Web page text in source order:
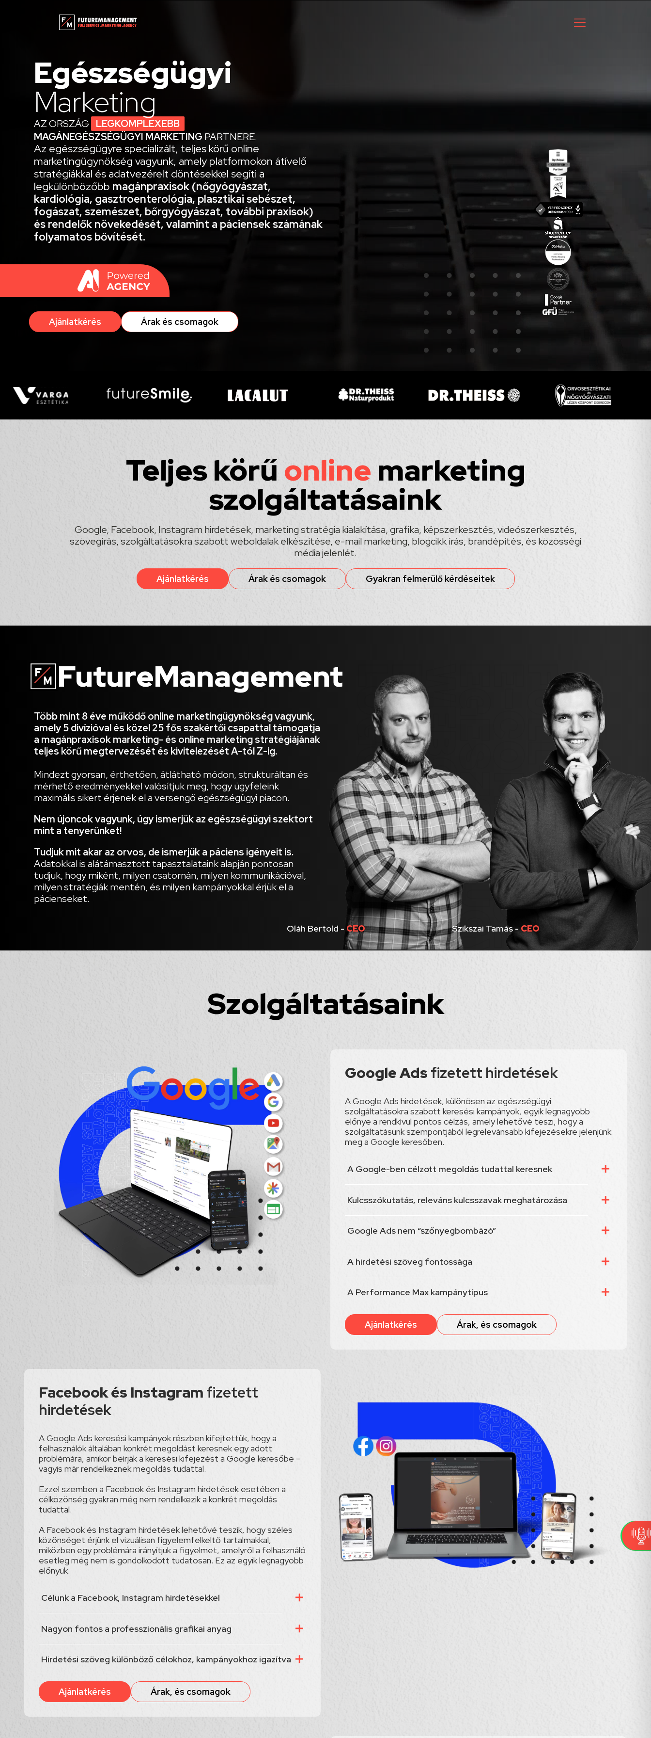
Egészségügyi
Marketing
AZ ORSZÁG
LEGKOMPLEXEBB
MAGÁNEGÉSZSÉGÜGYI MARKETING PARTNERE.
Az egészségügyre specializált, teljes körű online
marketingügynökség vagyunk, amely platformokon átívelő
stratégiákkal és adatvezérelt döntésekkel segíti a
legkülönbözőbb magánpraxisok (nőgyógyászat,
kardiológia, gasztroenterológia, plasztikai sebészet,
fogászat, szemészet, bőrgyógyászat, további praxisok)
és rendelők növekedését, valamint a páciensek számának
folyamatos bővítését.
Ajánlatkérés Árak és csomagok
Teljes körűonline marketing
szolgáltatásaink
Google, Facebook, Instagram hirdetések, marketing stratégia kialakítása, grafika, képszerkesztés, videószerkesztés,
szövegírás, szolgáltatásokra szabott weboldalak elkészítése, e-mail marketing, blogcikk írás, brandépítés, és közösségi
média jelenlét.
Ajánlatkérés Árak és csomagok Gyakran felmerülő kérdéseitek
FutureManagement
Több mint 8 éve működő online marketingügynökség vagyunk,
amely 5 divízióval és közel 25 fős szakértői csapattal támogatja
a magánpraxisok marketing- és online marketing stratégiájának
teljes körű megtervezését és kivitelezését A-tól Z-ig.
Mindezt gyorsan, érthetően, átlátható módon, strukturáltan és
mérhető eredményekkel valósítjuk meg, hogy ügyfeleink
maximális sikert érjenek el a versengő egészségügyi piacon.
Nem újoncok vagyunk, úgy ismerjük az egészségügyi szektort
mint a tenyerünket!
Tudjuk mit akar az orvos, de ismerjük a páciens igényeit is.
Adatokkal is alátámasztott tapasztalataink alapján pontosan
tudjuk, hogy miként, milyen csatornán, milyen kommunikációval,
milyen stratégiák mentén, és milyen kampányokkal érjük el a
pácienseket.
Oláh Bertold - CEO Szikszai Tamás -CEO
Szolgáltatásaink
Google Ads fizetett hirdetések
A Google Ads hirdetések, különösen az egészségügyi
szolgáltatásokra szabott keresési kampányok, egyik legnagyobb
előnye a rendkívül pontos célzás, amely lehetővé teszi, hogy a
szolgáltatásunk szempontjából legrelevánsabb kifejezésekre jelenjünk
meg a Google keresőben.
A Google-ben célzott megoldás tudattal keresnek
Kulcsszókutatás, releváns kulcsszavak meghatározása
Google Ads nem “szőnyegbombázó”
A hirdetési szöveg fontossága
A Performance Max kampánytípus
Ajánlatkérés Árak, és csomagok
Facebook és Instagram fizetett
hirdetések
A Google Ads keresési kampányok részben kifejtettük, hogy a
felhasználók általában konkrét megoldást keresnek egy adott
problémára, amikor beírják a keresési kifejezést a Google keresőbe –
vagyis már rendelkeznek megoldás tudattal.
Ezzel szemben a Facebook és Instagram hirdetések esetében a
célközönség gyakran még nem rendelkezik a konkrét megoldás
tudattal.
A Facebook és Instagram hirdetések lehetővé teszik, hogy széles
közönséget érjünk el vizuálisan figyelemfelkeltő tartalmakkal,
miközben egy problémára irányítjuk a figyelmet, amelyről a felhasználó
esetleg még nem is gondolkodott tudatosan. Ez az egyik legnagyobb
előnyük.
Célunk a Facebook, Instagram hirdetésekkel
Nagyon fontos a professzionális grafikai anyag
Hirdetési szöveg különböző célokhoz, kampányokhoz igazítva
Ajánlatkérés Árak, és csomagok